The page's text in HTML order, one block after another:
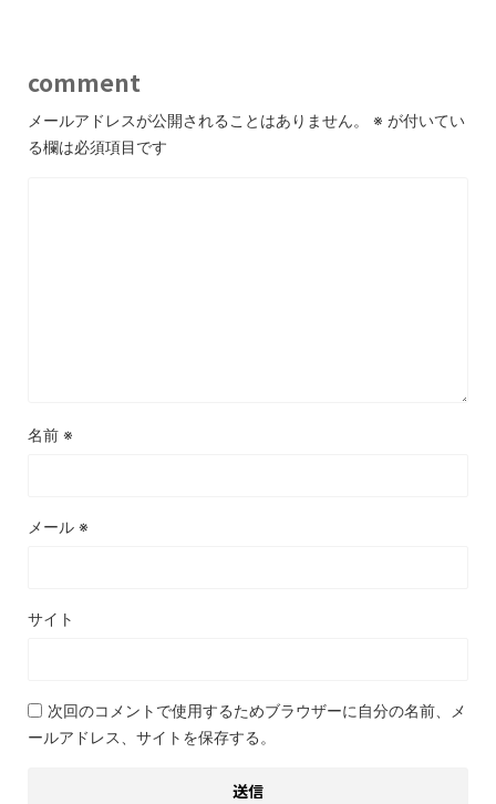
comment
メールアドレスが公開されることはありません。 ※ が付いてい
る欄は必須項目です
名前 ※
メール ※
サイト
次回のコメントで使用するためブラウザーに自分の名前、メ
ールアドレス、サイトを保存する。